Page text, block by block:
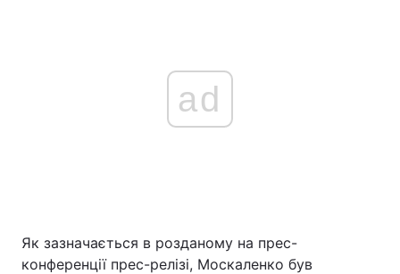
ad
Як зазначається в розданому на прес-
конференції прес-релізі, Москаленко був